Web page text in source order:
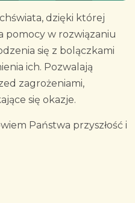
dzięki której
pomocy w rozwiązaniu
się z bolączkami
ich. Pozwalają
zagrożeniami,
się okazje.
Państwa przyszłość i